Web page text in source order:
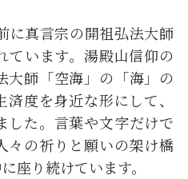
に真言宗の開祖弘法大師
ています。湯殿山信仰の
大師「空海」の「海」の
度を身近な形にして、
した。言葉や文字だけで
々の祈りと願いの架け橋
座り続けています。